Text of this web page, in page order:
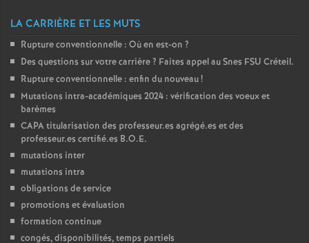
LA CARRIÈRE ET LES MUTS
Rupture conventionnelle : Où en est-on ?
Des questions sur votre carrière? Faites appel au Snes FSU Créteil.
Rupture conventionnelle : enfin du nouveau!
Mutations intra-académiques 2024 : vérification des voeux et
barèmes
CAPAtitularisation des professeur.es agrégé.es et des
professeur.es certifié.es B.O.E.
mutations inter
mutations intra
obligations de service
promotions et évaluation
formation continue
congés, disponibilités, temps partiels